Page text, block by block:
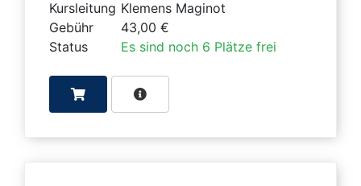
Kursleitung Klemens Maginot
Gebühr
43,00 €
Status
Es sind noch 6 Plätze frei